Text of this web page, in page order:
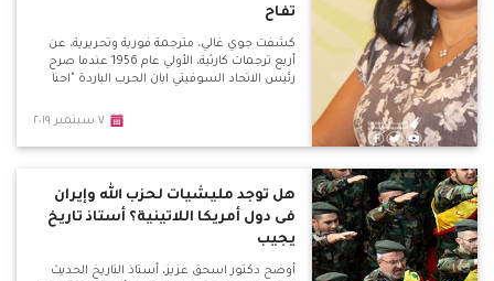
تفاح
كشفت جوي غالي، مترجمة فورية وتحريرية، عن
أربع ترجمات كارثية، الأولي عام 1956 عندما صرح
رئيس الاتحاد السوفيتي ابان الحرب الباردة "احنا
٧ سبتمبر ٢٠١٩
هل توجد مليشيات لحزب الله وإيران
فى دول أمريكا اللاتينية؟ أستاذ تاريخ
يجيب
أوضح دكتور اسحق عزيز، أستاذ التاريخ الحديث